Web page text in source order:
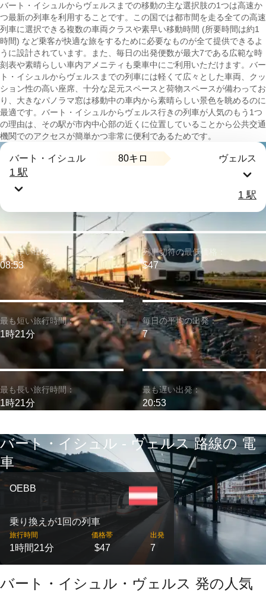
バート・イシュルからヴェルスまでの移動の主な選択肢の1つは高速か
つ最新の列車を利用することです。この国では都市間を走る全ての高速
列車に選択できる複数の車両クラスや素早い移動時間 (所要時間は約1
時間) など乗客が快適な旅をするために必要なものが全て提供できるよ
うに設計されています。また、毎日の出発便数が最大7である広範な時
刻表や素晴らしい車内アメニティも乗車中にご利用いただけます。バー
ト・イシュルからヴェルスまでの列車には軽くて広々とした車両、クッ
ション性の高い座席、十分な足元スペースと荷物スペースが備わってお
り、大きなパノラマ窓は移動中の車内から素晴らしい景色を眺めるのに
最適です。バート・イシュルからヴェルス行きの列車が人気のもう1つ
の理由は、その駅が市内中心部の近くに位置していることから公共交通
機関でのアクセスが簡単かつ非常に便利であるためです。
バート・イシュル 80キロ ヴェルス
1 駅
1 駅
最も短い旅行時間：
1時21分
最も早い出発：
08:53
最も長い旅行時間：
1時21分
列車切符の最低価格：
$47
毎日の平均の出発：
7
最も遅い出発：
20:53
バート・イシュル - ヴェルス 路線の 電
車
OEBB
乗り換えが1回の列車
旅行時間
1時間21分
価格帯
$47
出発
7
バート・イシュル・ヴェルス 発の人気